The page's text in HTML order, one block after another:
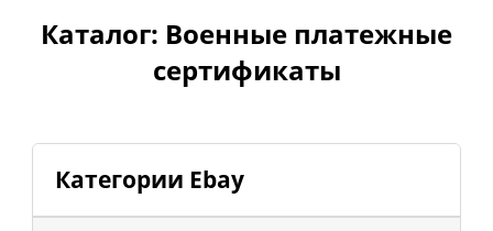
Категории Ebay
Каталог: Военные платежные
сертификаты